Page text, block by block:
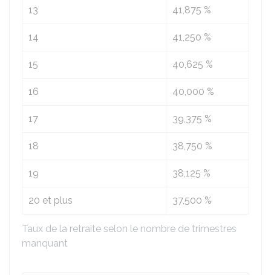
Taux de la retraite selon le nombre de trimestres
manquant
13 41,875 %
14 41,250 %
15 40,625 %
16 40,000 %
17 39,375 %
18 38,750 %
19 38,125 %
20 et plus 37,500 %